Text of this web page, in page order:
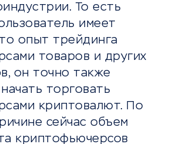
То есть
имеет
опыт трейдинга
товаров и других
он точно также
торговать
криптовалют. По
сейчас объем
криптофьючерсов